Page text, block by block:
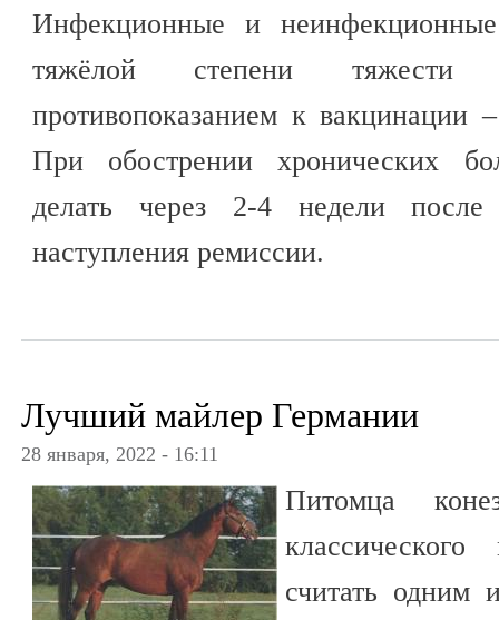
Инфекционные и
тяжёлой степени тяжести
противопоказанием к вакцинации
При обострении хронических
делать через 2-4 недели
наступления ремиссии.
Лучший майлер Германии
28 января, 2022 - 16:11
Питомца
считать одним